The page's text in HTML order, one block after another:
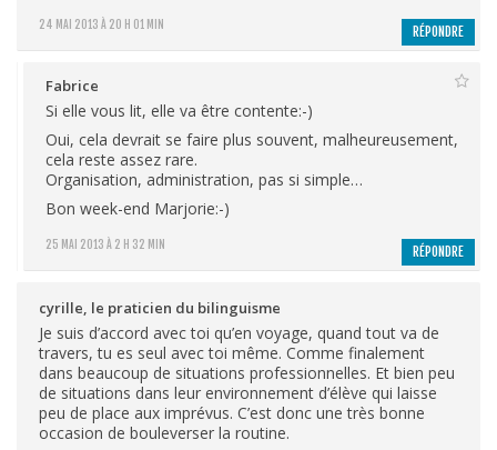
24 MAI 2013 À 20 H 01 MIN RÉPONDRE
Fabrice
25 MAI 2013 À 2 H 32 MIN
Si elle vous lit, elle va être contente:-)
Oui, cela devrait se faire plus souvent, malheureusement,
cela reste assez rare.
Organisation, administration, pas si simple…
Bon week-end Marjorie:-)
RÉPONDRE
cyrille, le praticien du bilinguisme
Je suis d’accord avec toi qu’en voyage, quand tout va de
travers, tu es seul avec toi même. Comme finalement
dans beaucoup de situations professionnelles. Et bien peu
de situations dans leur environnement d’élève qui laisse
peu de place aux imprévus. C’est donc une très bonne
occasion de bouleverser la routine.